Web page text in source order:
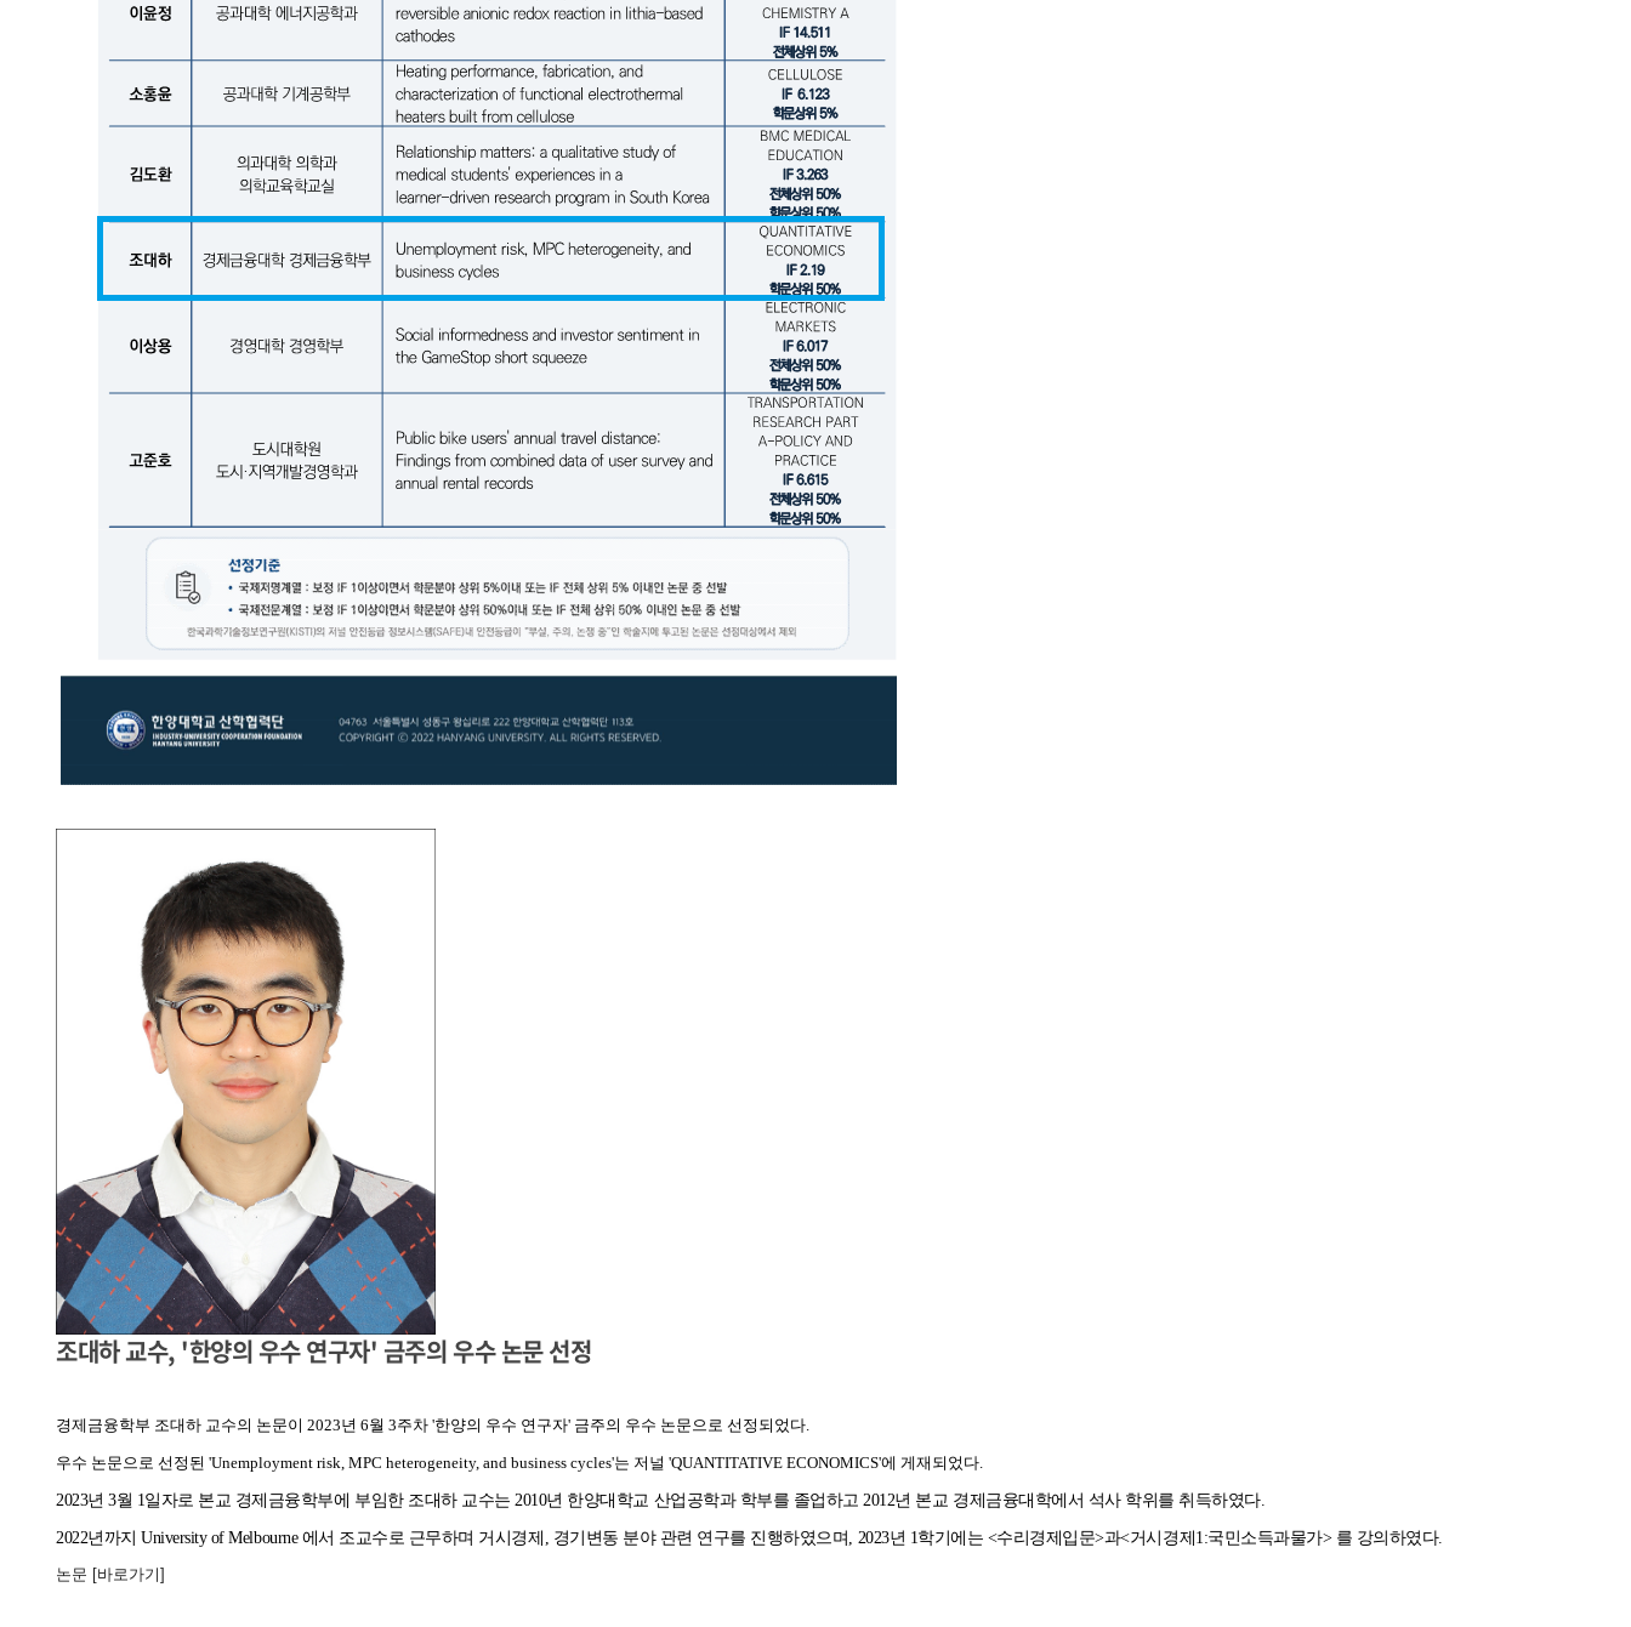
조대하 교수, '한양의 우수 연구자' 금주의 우수 논문 선정
경제금융학부 조대하 교수의 논문이 2023년 6월 3주차 '한양의 우수 연구자' 금주의 우수 논문으로 선정되었다.
우수 논문으로 선정된 'Unemployment risk, MPC heterogeneity, and business cycles'는 저널 'QUANTITATIVE ECONOMICS'에 게재되었다.
2023년 3월 1일자로 본교 경제금융학부에 부임한 조대하 교수는 2010년 한양대학교 산업공학과 학부를 졸업하고 2012년 본교 경제금융대학에서 석사 학위를 취득하였다.
2022년까지 University of Melbourne 에서 조교수로 근무하며 거시경제 , 경기변동 분야 관련 연구를 진행하였으며, 2023년 1학기에는 <수리경제입문>과<거시경제 1:국민소득과물가> 를 강의하였다.
논문 [바로가기]